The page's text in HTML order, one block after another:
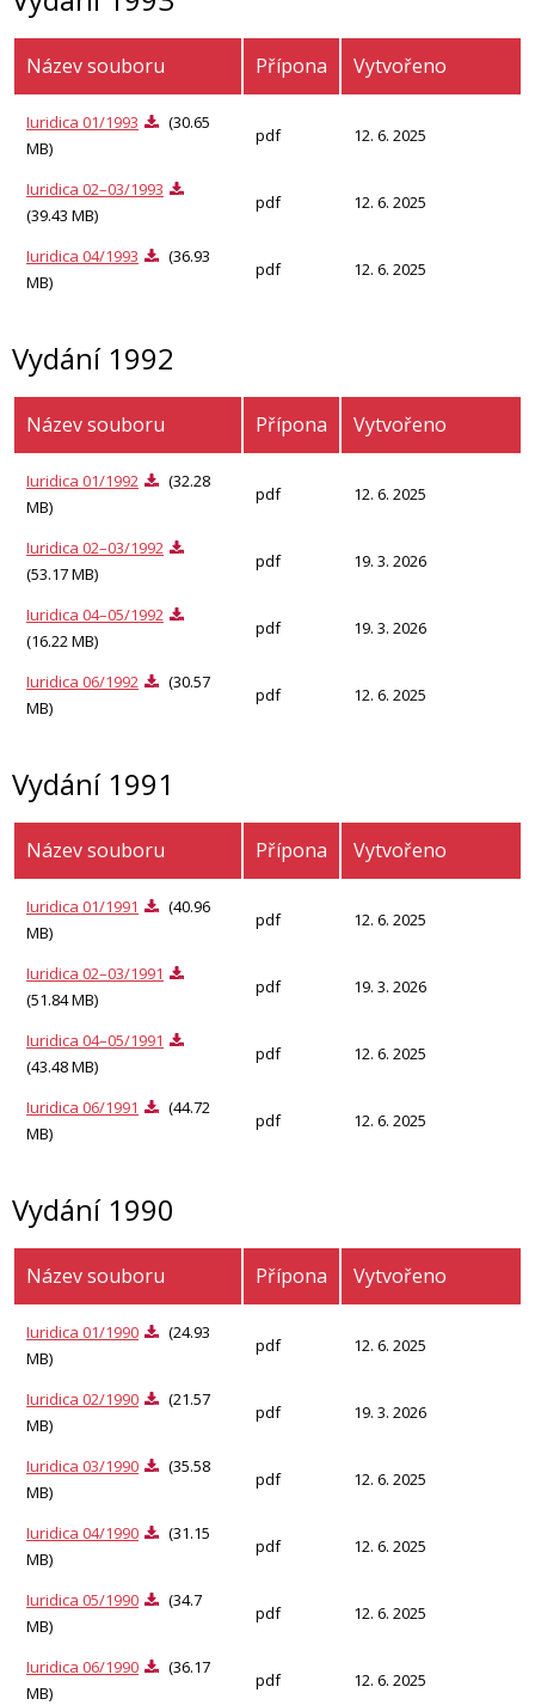
Název souboru Přípona Vytvořeno
Iuridica 01/1993
(30.65
MB)
pdf 12. 6. 2025
Iuridica 02–03/1993
(39.43 MB)
pdf 12. 6. 2025
Iuridica 04/1993
(36.93
MB)
pdf 12. 6. 2025
Vydání 1992
Název souboru Přípona Vytvořeno
Iuridica 01/1992
(32.28
MB)
pdf 12. 6. 2025
Iuridica 02–03/1992
(53.17 MB)
pdf 19. 3. 2026
Iuridica 04–05/1992
(16.22 MB)
pdf 19. 3. 2026
Iuridica 06/1992
(30.57
MB)
pdf 12. 6. 2025
Vydání 1991
Název souboru Přípona Vytvořeno
Iuridica 01/1991
(40.96
MB)
pdf 12. 6. 2025
Iuridica 02–03/1991
(51.84 MB)
pdf 19. 3. 2026
Iuridica 04–05/1991
(43.48 MB)
pdf 12. 6. 2025
Iuridica 06/1991
(44.72
MB)
pdf 12. 6. 2025
Vydání 1990
Název souboru Přípona Vytvořeno
Iuridica 01/1990
(24.93
MB)
pdf 12. 6. 2025
Iuridica 02/1990
(21.57
MB)
pdf 19. 3. 2026
Iuridica 03/1990
(35.58
MB)
pdf 12. 6. 2025
Iuridica 04/1990
(31.15
MB)
pdf 12. 6. 2025
Iuridica 05/1990
(34.7
MB)
pdf 12. 6. 2025
Iuridica 06/1990
(36.17
MB)
pdf 12. 6. 2025